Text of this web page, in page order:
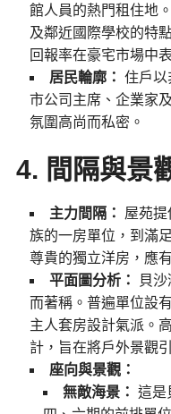
館人員的熱門租住地
及鄰近國際學校的特
回報率在豪宅市場中
居民輪廓： 住戶以
市公司主席、企業家
氛圍高尚而私密。
4. 間隔與景
主力間隔：
屋苑
族的一房單位，到滿
尊貴的獨立洋房，應
平面圖分析：
貝
而著稱。普遍單位設
主人套房設計氣派。
計，旨在將戶外景觀
座向與景觀：
無敵海景： 這是